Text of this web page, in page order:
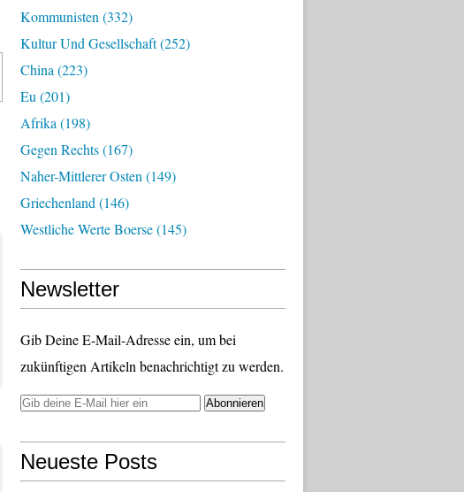
Kommunisten (332)
Kultur Und Gesellschaft(252)
China (223)
Eu (201)
Afrika (198)
Gegen Rechts(167)
Naher-Mittlerer Osten (149)
Griechenland (146)
Westliche Werte Boerse(145)
Newsletter
Gib Deine E-Mail-Adresse ein, um bei
zukünftigen Artikeln benachrichtigt zu werden.
Neueste Posts